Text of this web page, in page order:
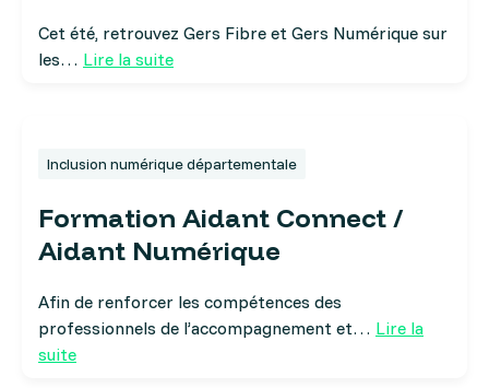
Cet été, retrouvez Gers Fibre et Gers Numérique sur
les… Lire la suite
Inclusion numérique départementale
Formation Aidant Connect /
Aidant Numérique
Afin de renforcer les compétences des
professionnels de l’accompagnement et… Lire la
suite